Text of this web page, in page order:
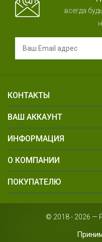
всегда
КОНТАКТЫ
ВАШ АККАУНТ
ИНФОРМАЦИЯ
О КОМПАНИИ
ПОКУПАТЕЛЮ
© 2018 - 2026 —